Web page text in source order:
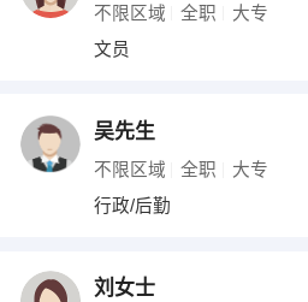
不限区域 全职 大专
文员
吴先生
不限区域 全职 大专
行政/后勤
刘女士